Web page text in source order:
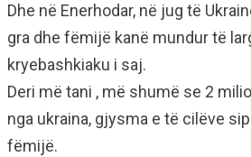
Dhe në Enerhodar, në jug të
gra dhe fëmijë kanë mundur të
kryebashkiaku i saj.
Deri më tani , më shumë se 2
nga ukraina, gjysma e të cilëve
fëmijë.